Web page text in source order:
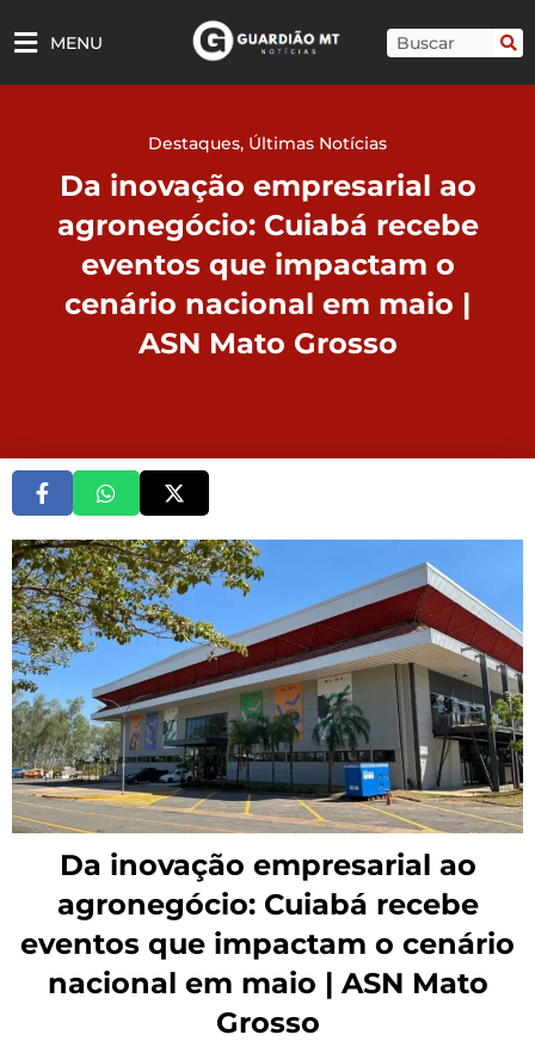
para
MENU Pesquisar
Destaques, Últimas Notícias
Da inovação empresarial ao
agronegócio: Cuiabá recebe
eventos que impactam o
cenário nacional em maio |
ASN Mato Grosso
Da inovação empresarial ao
agronegócio: Cuiabá recebe
eventos que impactam o cenário
nacional em maio | ASN Mato
Grosso